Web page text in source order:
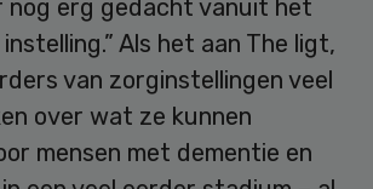
nog erg gedacht vanuit het
Als het aan The ligt,
van zorginstellingen veel
over wat ze kunnen
mensen met dementie en